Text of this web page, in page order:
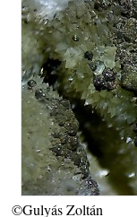
©Gulyás Zoltán